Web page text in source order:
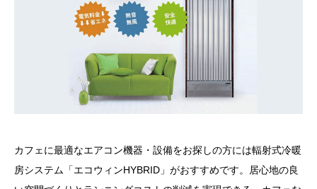
カフェに最適なエアコン機器・設備をお探しの方には輻射式冷暖
房システム「エコウィンHYBRID」がおすすめです。居心地の良